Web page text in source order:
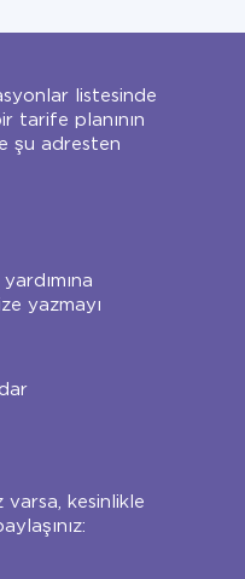
listesinde
tarife planının
şu adresten
yazmayı
varsa, kesinlikle